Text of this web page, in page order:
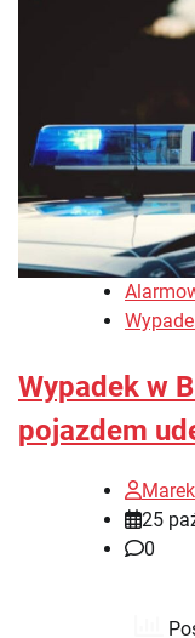
Wypadek w
pojazdem
25
0